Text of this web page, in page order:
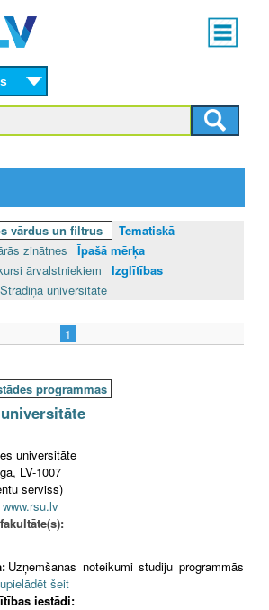
Main
menu
vārdus un filtrus
Tematiskā
zinātnes
Īpašā mērķa
ārvalstniekiem
Izglītības
universitāte
1
programmas
universitāte
LV-1007
serviss)
www.rsu.lv
Uzņemšanas noteikumi studiju programmās
šeit
iestādi: